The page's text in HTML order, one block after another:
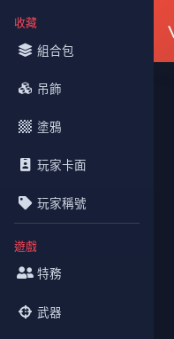
收藏
組合包
吊飾
塗鴉
玩家卡面
玩家稱號
遊戲
特務
武器